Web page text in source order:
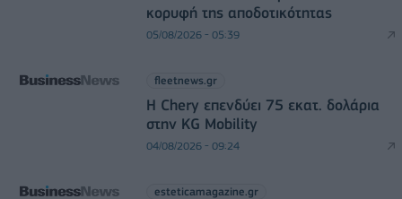
κορυφή της αποδοτικότητας
05/08/2026 - 05:39
fleetnews.gr
Η Chery επενδύει 75 εκατ. δολάρια
στην KG Mobility
04/08/2026 - 09:24
esteticamagazine.gr